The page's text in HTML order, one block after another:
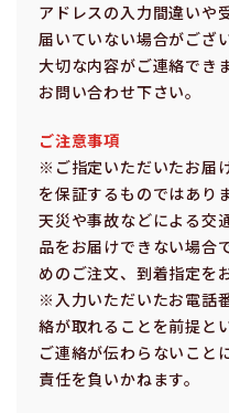
アドレスの⼊⼒間違いや
届いていない場合がござい
⼤切な内容がご連絡でき
お問い合わせ下さい。
ご注意事項
※ご指定いただいたお届
を保証するものではあり
天災や事故などによる交
品をお届けできない場合
めのご注⽂、到着指定を
※⼊⼒いただいたお電話
絡が取れることを前提と
ご連絡が伝わらないこと
責任を負いかねます。